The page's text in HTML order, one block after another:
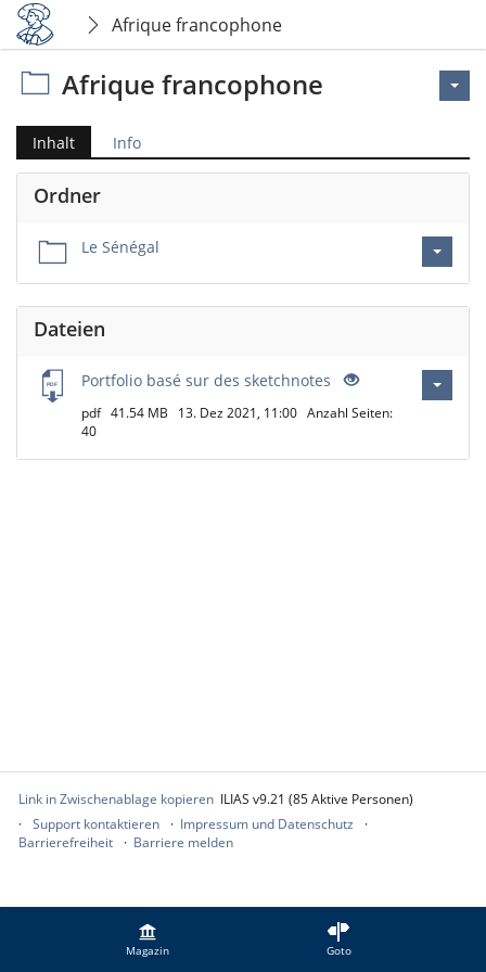
Afrique francophone
Magazin Goto
Afrique francophone
Inhalt Info
Ordner
Le Sénégal
Dateien
Portfolio basé sur des sketchnotes
pdf 41.54 MB 13. Dez 2021, 11:00 Anzahl Seiten:
40
Link in Zwischenablage kopieren ILIAS v9.21 (85 Aktive Personen)
Support kontaktieren
Impressum und Datenschutz
Barrierefreiheit
Barriere melden